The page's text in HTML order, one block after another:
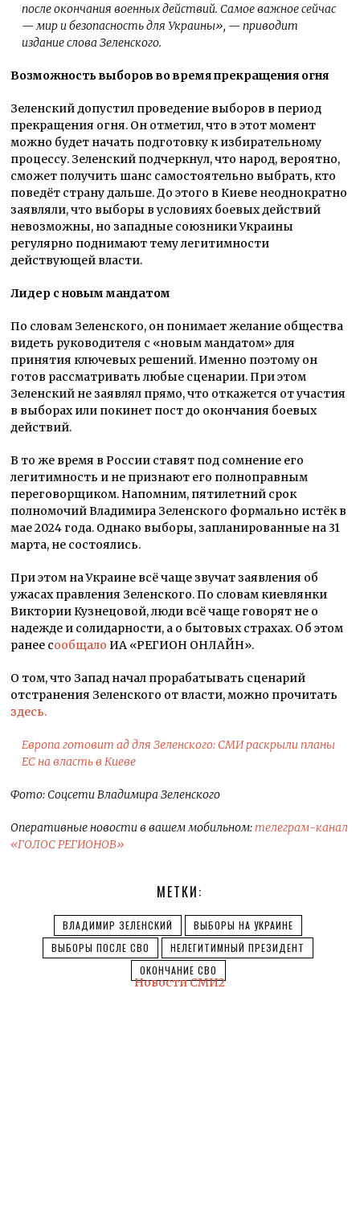
после окончания военных действий. Самое важное сейчас
— мир и безопасность для Украины», — приводит
издание слова Зеленского.
Возможность выборов во время прекращения огня
Зеленский допустил проведение выборов в период
прекращения огня. Он отметил, что в этот момент
можно будет начать подготовку к избирательному
процессу. Зеленский подчеркнул, что народ, вероятно,
сможет получить шанс самостоятельно выбрать, кто
поведёт страну дальше. До этого в Киеве неоднократно
заявляли, что выборы в условиях боевых действий
невозможны, но западные союзники Украины
регулярно поднимают тему легитимности
действующей власти.
Лидер с новым мандатом
По словам Зеленского, он понимает желание общества
видеть руководителя с «новым мандатом» для
принятия ключевых решений. Именно поэтому он
готов рассматривать любые сценарии. При этом
Зеленский не заявлял прямо, что откажется от участия
в выборах или покинет пост до окончания боевых
действий.
В то же время в России ставят под сомнение его
легитимность и не признают его полноправным
переговорщиком. Напомним, пятилетний срок
полномочий Владимира Зеленского формально истёк в
мае 2024 года. Однако выборы, запланированные на 31
марта, не состоялись.
При этом на Украине всё чаще звучат заявления об
ужасах правления Зеленского. По словам киевлянки
Виктории Кузнецовой, люди всё чаще говорят не о
надежде и солидарности, а о бытовых страхах. Об этом
ранее сообщало ИА «РЕГИОН ОНЛАЙН».
О том, что Запад начал прорабатывать сценарий
отстранения Зеленского от власти, можно прочитать
здесь.
Европа готовит ад для Зеленского: СМИ раскрыли планы
ЕС на власть в Киеве
Фото: Соцсети Владимира Зеленского
Оперативные новости в вашем мобильном:телеграм-канал
«ГОЛОС РЕГИОНОВ»
МЕТКИ:
ВЛАДИМИР ЗЕЛЕНСКИЙ
ВЫБОРЫ НА УКРАИНЕ
ВЫБОРЫ ПОСЛЕ СВО
НЕЛЕГИТИМНЫЙ ПРЕЗИДЕНТ
ОКОНЧАНИЕ СВО
Новости СМИ2